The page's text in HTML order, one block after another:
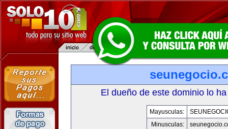
El dueño de este dominio lo
Mayusculas:
Minusculas: